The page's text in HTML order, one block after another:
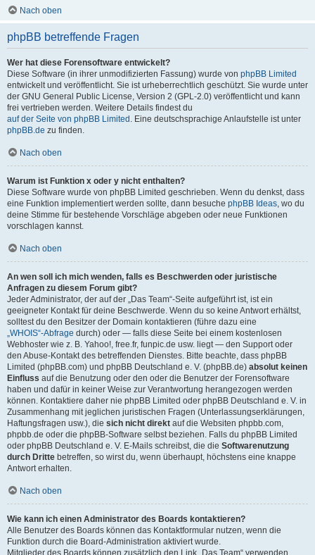
Nach oben
phpBB betreffende Fragen
Wer hat diese Forensoftware entwickelt?
Diese Software (in ihrer unmodifizierten Fassung) wurde von phpBB Limited
entwickelt und veröffentlicht. Sie ist urheberrechtlich geschützt. Sie wurde unter
der GNU General Public License, Version 2 (GPL-2.0) veröffentlicht und kann
frei vertrieben werden. Weitere Details findest du
auf der Seite von phpBB Limited . Eine deutschsprachige Anlaufstelle ist unter
phpBB.de zu finden.
Nach oben
Warum ist Funktion x oder y nicht enthalten?
Diese Software wurde von phpBB Limited geschrieben. Wenn du denkst, dass
eine Funktion implementiert werden sollte, dann besuche phpBB Ideas, wo du
deine Stimme für bestehende Vorschläge abgeben oder neue Funktionen
vorschlagen kannst.
Nach oben
An wen soll ich mich wenden, falls es Beschwerden oder juristische
Anfragen zu diesem Forum gibt?
Jeder Administrator, der auf der „Das Team“-Seite aufgeführt ist, ist ein
geeigneter Kontakt für deine Beschwerde. Wenn du so keine Antwort erhältst,
solltest du den Besitzer der Domain kontaktieren (führe dazu eine
„WHOIS“-Abfrage durch) oder — falls diese Seite bei einem kostenlosen
Webhoster wie z. B. Yahoo!, free.fr, funpic.de usw. liegt — den Support oder
den Abuse-Kontakt des betreffenden Dienstes. Bitte beachte, dass phpBB
Limited (phpBB.com) und phpBB Deutschland e. V. (phpBB.de) absolut keinen
Einfluss auf die Benutzung oder den oder die Benutzer der Forensoftware
haben und dafür in keiner Weise zur Verantwortung herangezogen werden
können. Kontaktiere daher nie phpBB Limited oder phpBB Deutschland e. V. in
Zusammenhang mit jeglichen juristischen Fragen (Unterlassungserklärungen,
Haftungsfragen usw.), die sich nicht direkt auf die Websiten phpbb.com,
phpbb.de oder die phpBB-Software selbst beziehen. Falls du phpBB Limited
oder phpBB Deutschland e. V. E-Mails schreibst, die die Softwarenutzung
durch Dritte betreffen, so wirst du, wenn überhaupt, höchstens eine knappe
Antwort erhalten.
Nach oben
Wie kann ich einen Administrator des Boards kontaktieren?
Alle Benutzer des Boards können das Kontaktformular nutzen, wenn die
Funktion durch die Board-Administration aktiviert wurde.
Mitglieder des Boards können zusätzlich den Link „Das Team“ verwenden.